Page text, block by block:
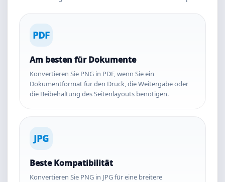
PDF
Am besten für Dokumente
Konvertieren Sie PNG in PDF, wenn Sie ein
Dokumentformat für den Druck, die Weitergabe oder
die Beibehaltung des Seitenlayouts benötigen.
JPG
Beste Kompatibilität
Konvertieren Sie PNG in JPG für eine breitere